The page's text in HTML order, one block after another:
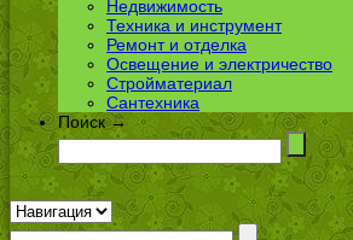
Недвижимость
Техника и инструмент
Ремонт и отделка
Освещение и электричество
Стройматериал
Сантехника
Поиск →